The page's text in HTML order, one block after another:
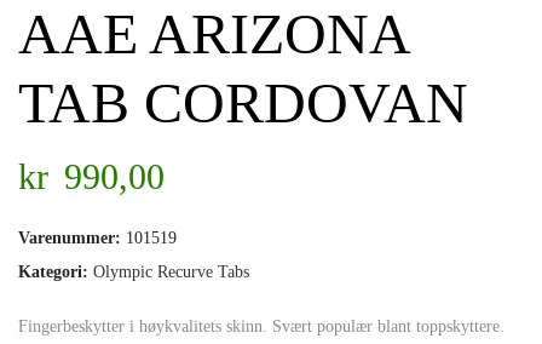
AAE ARIZONA
TAB CORDOVAN
kr 990,00
Varenummer: 101519
Kategori: Olympic Recurve Tabs
Fingerbeskytter i høykvalitets skinn. Svært populær blant toppskyttere.